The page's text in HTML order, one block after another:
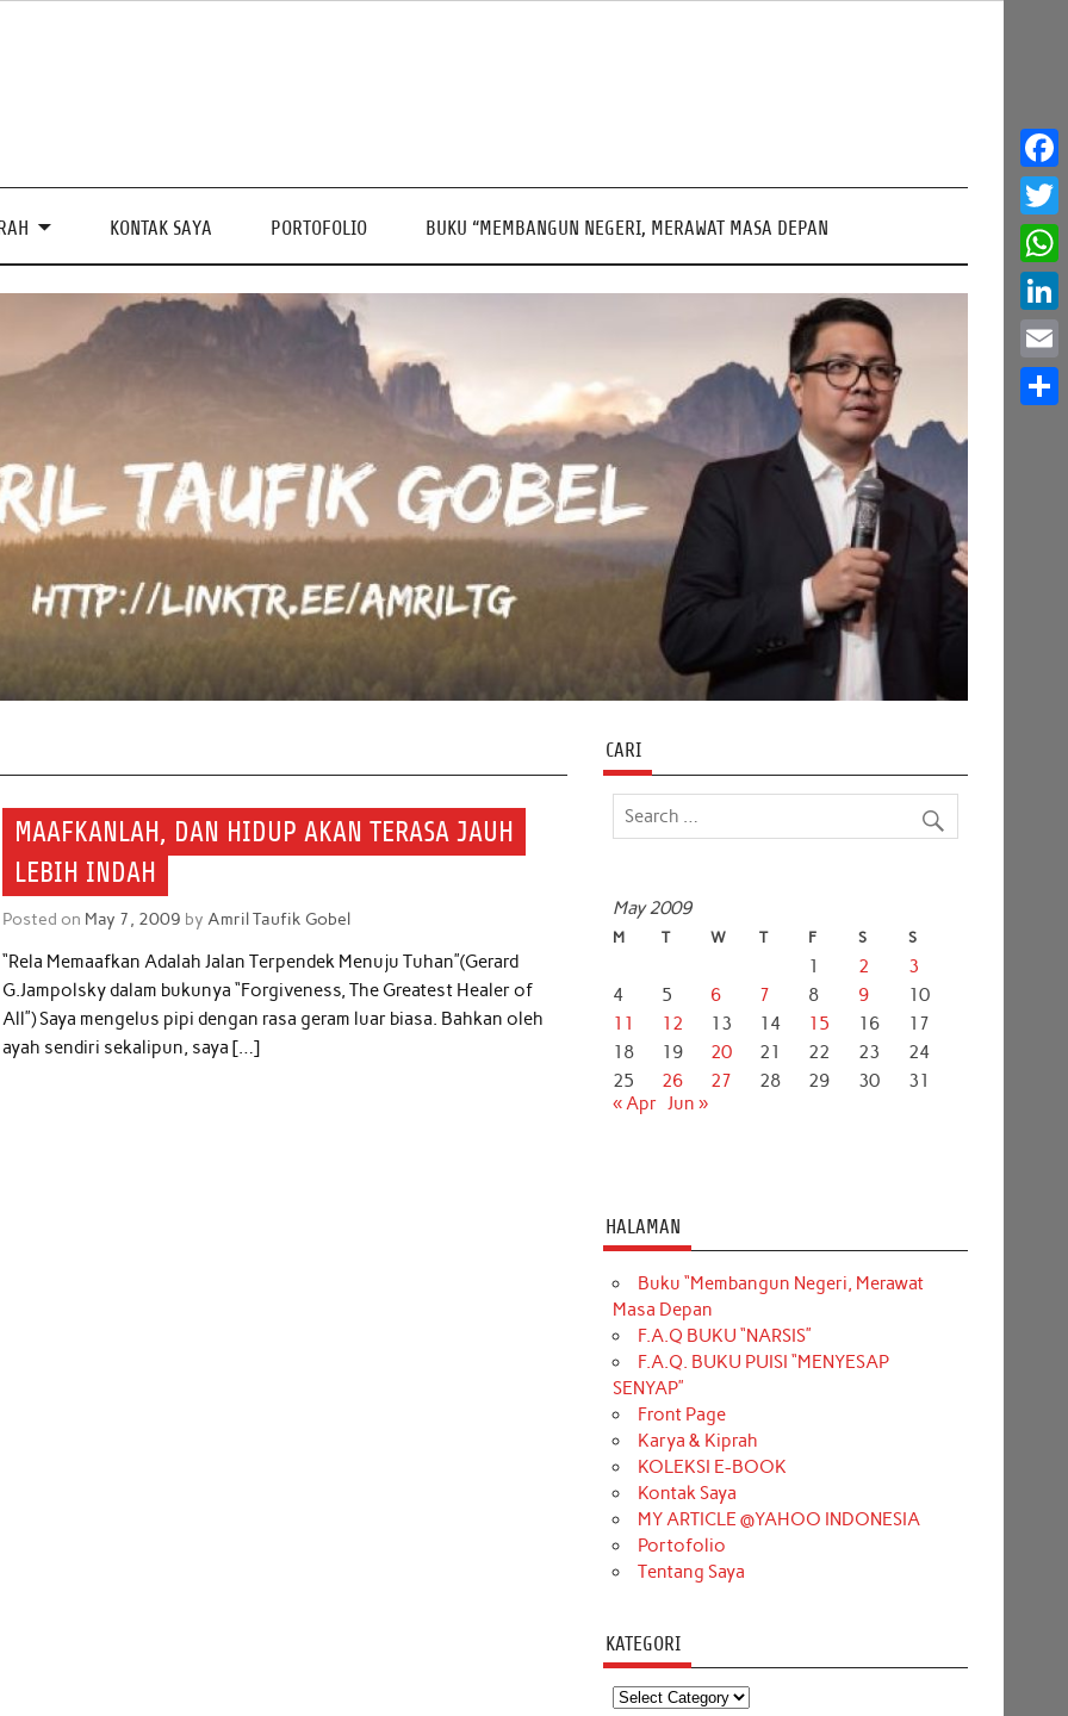
KONTAK SAYA PORTOFOLIO BUKU “MEMBANGUN NEGERI, MERAWAT MASA DEPAN
MAAFKANLAH, DAN HIDUP AKAN TERASA JAUH
LEBIH INDAH
Posted on May 7, 2009 byAmril Taufik Gobel
“Rela Memaafkan Adalah Jalan Terpendek Menuju Tuhan”(Gerard
G.Jampolsky dalam bukunya “Forgiveness, The Greatest Healer of
All”) Saya mengelus pipi dengan rasa geram luar biasa. Bahkan oleh
ayah sendiri sekalipun, saya […]
CARI
May 2009
M T W T F S S
1 2
3
4
5 6 7 8 9
10
11
12 13 14 15 16
17
18
19 20 21 22 23
24
25
26 27 28 29 30
31
« Apr Jun »
HALAMAN
Buku “Membangun Negeri, Merawat
Masa Depan
F.A.Q BUKU “NARSIS”
F.A.Q. BUKU PUISI “MENYESAP
SENYAP”
Front Page
Karya & Kiprah
KOLEKSI E-BOOK
Kontak Saya
MY ARTICLE @YAHOO INDONESIA
Portofolio
Tentang Saya
KATEGORI
Kategori
Email